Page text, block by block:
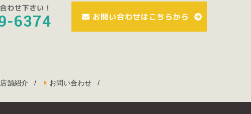
お問い合わせはこちらから
店舗紹介 お問い合わせ